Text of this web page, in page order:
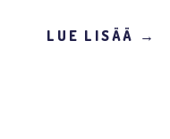
LUE LISÄÄ →